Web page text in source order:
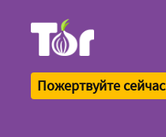
Пожертвуйте сейчас